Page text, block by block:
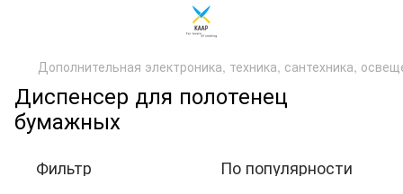
Дополнительная электроника, техника, сантехника,
Диспенсер для полотенец
бумажных
Фильтр По популярности